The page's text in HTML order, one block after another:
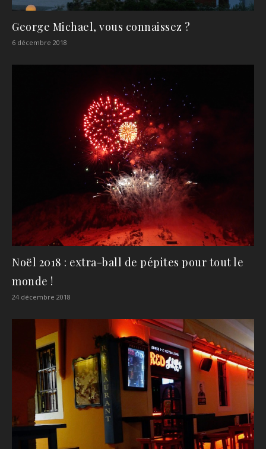
George Michael, vous connaissez ?
6 décembre 2018
Noël 2018 : extra-ball de pépites pour tout le
monde !
24 décembre 2018